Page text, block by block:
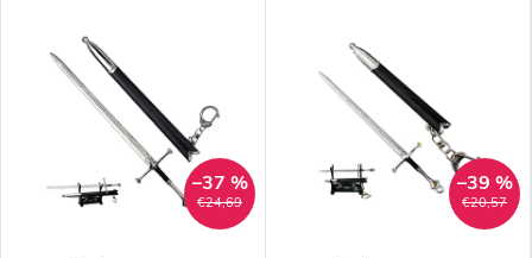
€24,69
–37 %
€20,57
–39 %